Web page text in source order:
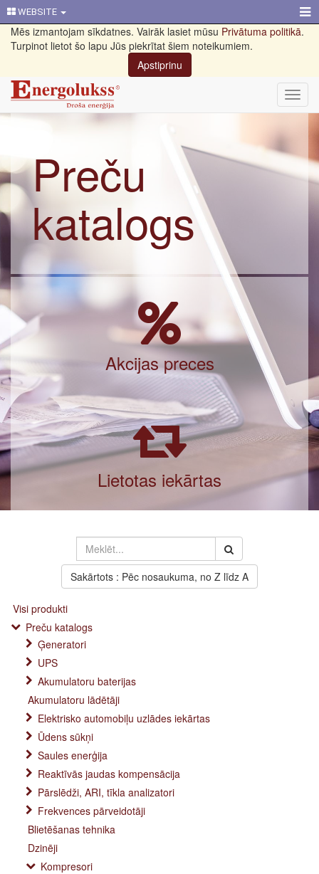
WEBSITE
Mēs izmantojam sīkdatnes. Vairāk lasiet mūsu Privātuma politikā.
Turpinot lietot šo lapu Jūs piekrītat šiem noteikumiem.
Apstiprinu
Preču
katalogs
Akcijas preces
Lietotas iekārtas
Sakārtots : Pēc nosaukuma, no Z līdz A
Visi produkti
Preču katalogs
Ģeneratori
UPS
Akumulatoru baterijas
Akumulatoru lādētāji
Elektrisko automobiļu uzlādes iekārtas
Ūdens sūkņi
Saules enerģija
Reaktīvās jaudas kompensācija
Pārslēdži, ARI, tīkla analizatori
Frekvences pārveidotāji
Blietēšanas tehnika
Dzinēji
Kompresori